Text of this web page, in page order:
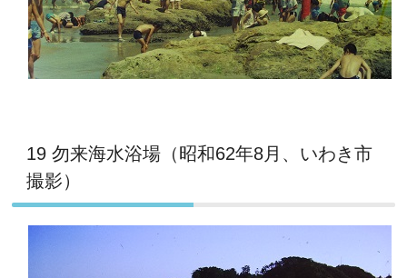
19 勿来海水浴場（昭和62年8月、いわき市
撮影）